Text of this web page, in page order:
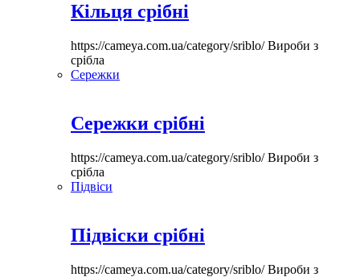
Кільця срібні
https://cameya.com.ua/category/sriblo/Вироби з
срібла
Сережки
Сережки срібні
https://cameya.com.ua/category/sriblo/Вироби з
срібла
Підвіси
Підвіски срібні
https://cameya.com.ua/category/sriblo/Вироби з